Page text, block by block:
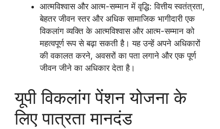
आत्मविश्वास और आत्म-सम्मान में वृद्धि: वित्तीय स्वतंत्रता,
बेहतर जीवन स्तर और अधिक सामाजिक भागीदारी एक
विकलांग व्यक्ति के आत्मविश्वास और आत्म-सम्मान को
महत्वपूर्ण रूप से बढ़ा सकती है। यह उन्हें अपने अधिकारों
की वकालत करने, अवसरों का पता लगाने और एक पूर्ण
जीवन जीने का अधिकार देता है।
यूपी विकलांग पेंशन योजना के
लिए पात्रता मानदंड